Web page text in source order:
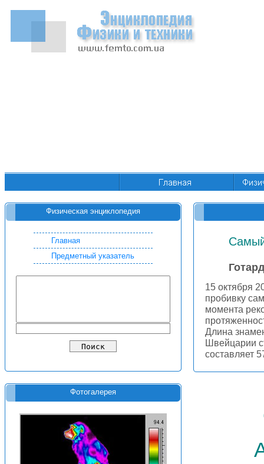
Физическая энциклопедия
Главная
Предметный указатель
Фотогалерея
15 октября
пробивку
момента
Длина
Швейцарии
составляет